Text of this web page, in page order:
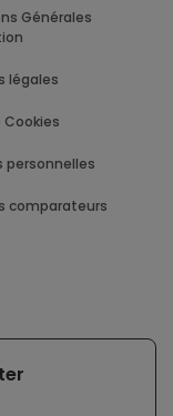
légales
Cookies
personnelles
comparateurs